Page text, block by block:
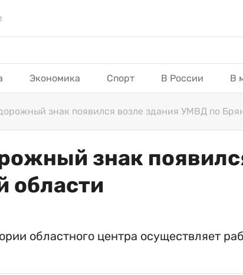
Экономика Спорт В России В
знак появился возле здания УМВД по
знак
области
областного центра осуществляет